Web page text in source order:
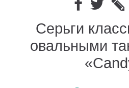
Серьги
овальными